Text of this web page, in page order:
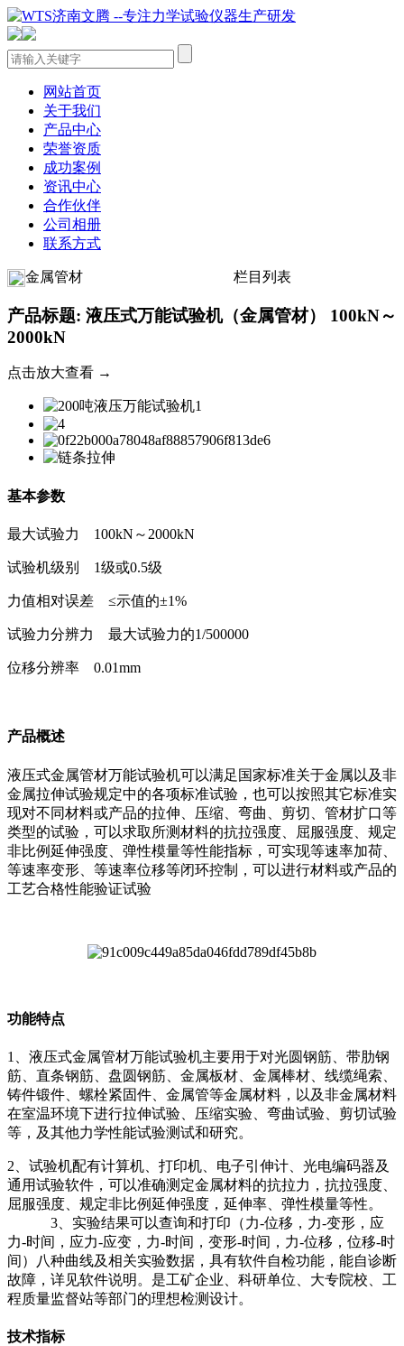
网站首页
关于我们
产品中心
荣誉资质
成功案例
资讯中心
合作伙伴
公司相册
联系方式
金属管材 栏目列表
产品标题: 液压式万能试验机（金属管材） 100kN～
2000kN
点击放大查看 →
基本参数
最大试验力 100kN～2000kN
试验机级别 1级或0.5级
力值相对误差 ≤示值的±1%
试验力分辨力 最大试验力的1/500000
位移分辨率 0.01mm
产品概述
液压式金属管材万能试验机可以满足国家标准关于金属以及非
金属拉伸试验规定中的各项标准试验，也可以按照其它标准实
现对不同材料或产品的拉伸、压缩、弯曲、剪切、管材扩口等
类型的试验，可以求取所测材料的抗拉强度、屈服强度、规定
非比例延伸强度、弹性模量等性能指标，可实现等速率加荷、
等速率变形、等速率位移等闭环控制，可以进行材料或产品的
工艺合格性能验证试验
功能特点
1、液压式金属管材万能试验机主要用于对光圆钢筋、带肋钢
筋、直条钢筋、盘圆钢筋、金属板材、金属棒材、线缆绳索、
铸件锻件、螺栓紧固件、金属管等金属材料，以及非金属材料
在室温环境下进行拉伸试验、压缩实验、弯曲试验、剪切试验
等，及其他力学性能试验测试和研究。
2、试验机配有计算机、打印机、电子引伸计、光电编码器及
通用试验软件，可以准确测定金属材料的抗拉力，抗拉强度、
屈服强度、规定非比例延伸强度，延伸率、弹性模量等性。
3、实验结果可以查询和打印（力-位移，力-变形，应
力-时间，应力-应变，力-时间，变形-时间，力-位移，位移-时
间）八种曲线及相关实验数据，具有软件自检功能，能自诊断
故障，详见软件说明。是工矿企业、科研单位、大专院校、工
程质量监督站等部门的理想检测设计。
技术指标